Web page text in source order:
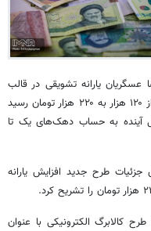
عسگریان یارانه تشویقی در قالب
) از ۱۲۰ هزار به ۲۲۰ هزار تومان رسید
آینده به حساب دهک‌های یک تا
جزئیات طرح جدید افزایش یارانه
کالابرگ الکترونیکی با عنوان